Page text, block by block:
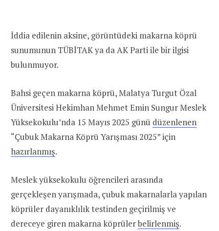
İddia edilenin aksine, görüntüdeki makarna köprü
sunumunun TÜBİTAK ya da AK Parti ile bir ilgisi
bulunmuyor.
Bahsi geçen makarna köprü, Malatya Turgut Özal
Üniversitesi Hekimhan Mehmet Emin Sungur Meslek
Yüksekokulu’nda 15 Mayıs 2025 günü düzenlenen
“Çubuk Makarna Köprü Yarışması 2025” için
hazırlanmış.
Meslek yüksekokulu öğrencileri arasında
gerçekleşen yarışmada, çubuk makarnalarla yapılan
köprüler dayanıklılık testinden geçirilmiş ve
dereceye giren makarna köprülerbelirlenmiş.